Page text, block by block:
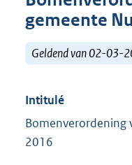
gemeente
Geldend van 02-
Intitulé
Bomenverordening
2016